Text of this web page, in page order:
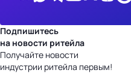
Подпишитесь
на новости ритейла
Получайте новости
индустрии ритейла первым!